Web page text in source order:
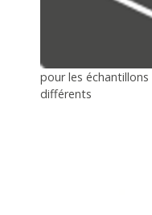
pour les
différents